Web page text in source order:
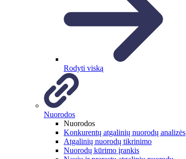
Rodyti viską
Nuorodos
Nuorodos
Konkurentų atgalinių nuorodų analizės
Atgalinių nuorodų tikrinimo
Nuorodų kūrimo įrankis